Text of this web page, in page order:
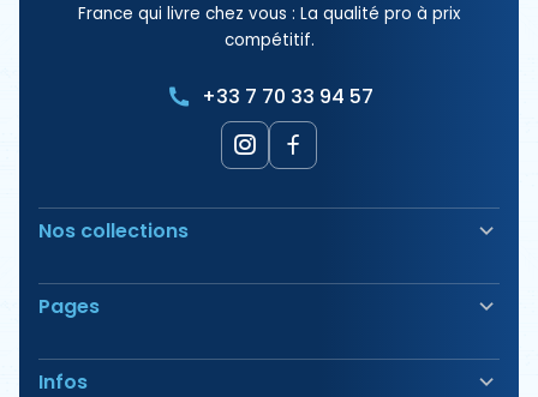
France qui livre chez vous : La qualité pro à prix
compétitif.
+33 7 70 33 94 57
Nos collections
Soudeuse Fibre Optique
Sécurité & Balisage
Outillage
Tirage & Aiguillage
Pages
Nos Produits
Nos Offres
Infos